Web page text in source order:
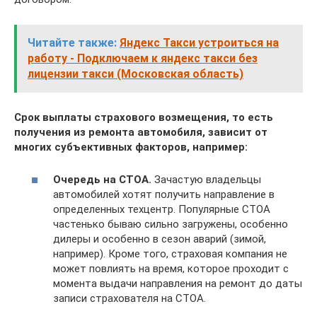
Читайте также: Яндекс Такси устроиться на
работу - Подключаем к яндекс такси без
лицензии такси (Московская область)
Срок выплаты страхового возмещения, то есть
получения из ремонта автомобиля, зависит от
многих субъективных факторов, например:
Очередь на СТОА. Зачастую владельцы
автомобилей хотят получить направление в
определенных техцентр. Популярные СТОА
частенько бываю сильно загружены, особенно
дилеры и особенно в сезон аварий (зимой,
например). Кроме того, страховая компания не
может повлиять на время, которое проходит с
момента выдачи направления на ремонт до даты
записи страхователя на СТОА.